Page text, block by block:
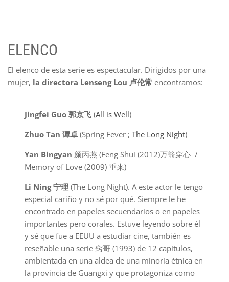
ELENCO
El elenco de esta serie es espectacular. Dirigidos por una
mujer, la directora Lenseng Lou 卢伦常 encontramos:
Jingfei Guo 郭京飞(All is Well)
Zhuo Tan 谭卓 (Spring Fever ;The Long Night)
Yan Bingyan 颜丙燕 (Feng Shui (2012)万箭穿心 /
Memory of Love (2009) 重来)
Li Ning 宁理(The Long Night). A este actor le tengo
especial cariño y no sé por qué. Siempre le he
encontrado en papeles secuendarios o en papeles
importantes pero corales. Estuve leyendo sobre él
y sé que fue a EEUU a estudiar cine, también es
reseñable una serie 窍哥 (1993) de 12 capítulos,
ambientada en una aldea de una minoría étnica en
la provincia de Guangxi y que protagoniza como